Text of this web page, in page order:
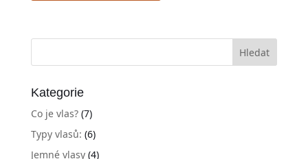
Kategorie
Co je vlas?(7)
Typy vlasů: (6)
Jemné vlasy(4)